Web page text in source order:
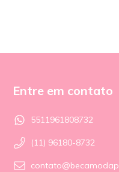
Entre em contato
5511961808732
(11) 96180-8732